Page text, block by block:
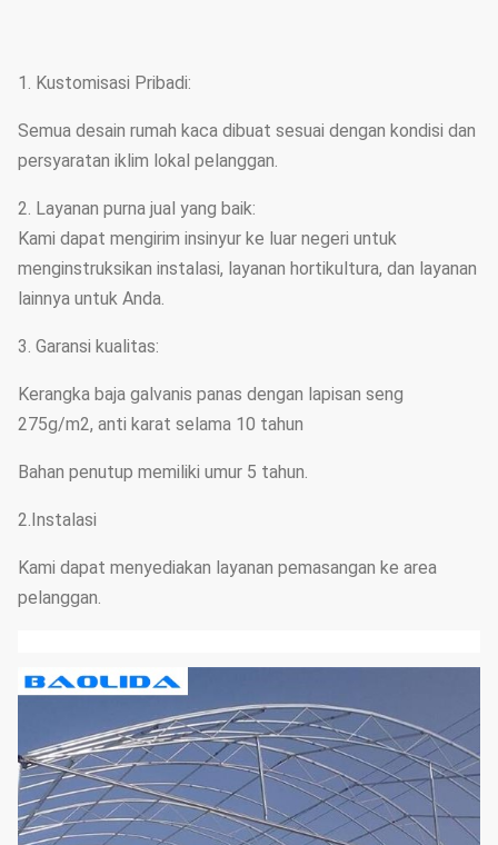
1. Kustomisasi Pribadi:
Semua desain rumah kaca dibuat sesuai dengan kondisi dan
persyaratan iklim lokal pelanggan.
2. Layanan purna jual yang baik:
Kami dapat mengirim insinyur ke luar negeri untuk
menginstruksikan instalasi, layanan hortikultura, dan layanan
lainnya untuk Anda.
3. Garansi kualitas:
Kerangka baja galvanis panas dengan lapisan seng
275g/m2, anti karat selama 10 tahun
Bahan penutup memiliki umur 5 tahun.
2.Instalasi
Kami dapat menyediakan layanan pemasangan ke area
pelanggan.